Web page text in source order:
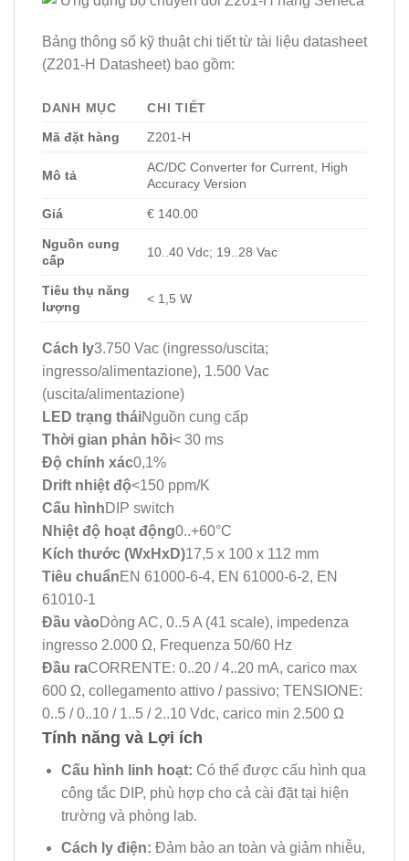
Bảng thông số kỹ thuật chi tiết từ tài liệu datasheet
(Z201-H Datasheet) bao gồm:
DANH MỤC
CHI TIẾT
Mã đặt hàng
Z201-H
Mô tả
AC/DC Converter for Current, High
Accuracy Version
Giá € 140.00
Nguồn cung
cấp
10..40 Vdc; 19..28 Vac
Tiêu thụ năng
lượng
< 1,5 W
Cách ly3.750 Vac (ingresso/uscita;
ingresso/alimentazione), 1.500 Vac
(uscita/alimentazione)
LED trạng tháiNguồn cung cấp
Thời gian phản hồi< 30 ms
Độ chính xác0,1%
Drift nhiệt độ<150 ppm/K
Cấu hìnhDIP switch
Nhiệt độ hoạt động0..+60°C
Kích thước (WxHxD)17,5 x 100 x 112 mm
Tiêu chuẩnEN 61000-6-4, EN 61000-6-2, EN
61010-1
Đầu vàoDòng AC, 0..5 A (41 scale), impedenza
ingresso 2.000 Ω, Frequenza 50/60 Hz
Đầu raCORRENTE: 0..20 / 4..20 mA, carico max
600 Ω, collegamento attivo / passivo; TENSIONE:
0..5 / 0..10 / 1..5 / 2..10 Vdc, carico min 2.500 Ω
Tính năng và Lợi ích
Cấu hình linh hoạt: Có thể được cấu hình qua
công tắc DIP, phù hợp cho cả cài đặt tại hiện
trường và phòng lab.
Cách ly điện: Đảm bảo an toàn và giảm nhiễu,